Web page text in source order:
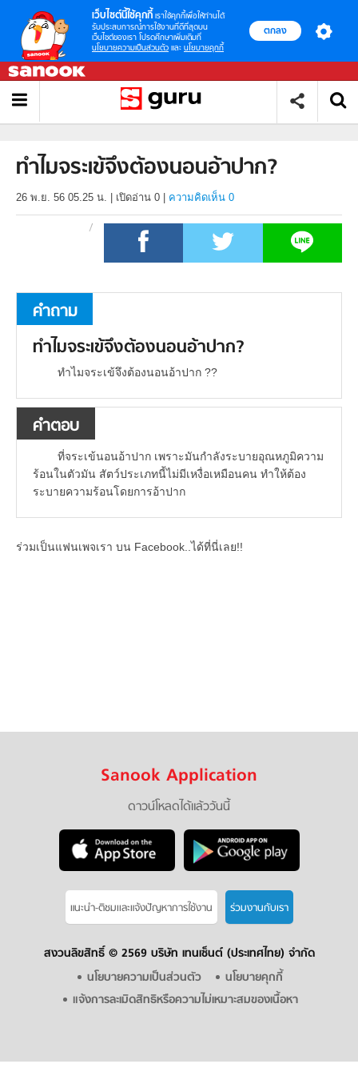
เว็บไซต์นี้ใช้คุกกี้ เราใช้คุกกี้เพื่อให้ท่านได้
รับประสบการณ์การใช้งานที่ดีที่สุดบน
เว็บไซต์ของเรา โปรดศึกษาเพิ่มเติมที่
นโยบายความเป็นส่วนตัว และ นโยบายคุกกี้
ตกลง
ทำไมจระเข้จึงต้องนอนอ้าปาก?
26 พ.ย. 56 05.25 น. เปิดอ่าน 0 ความคิดเห็น 0
คำถาม
ทำไมจระเข้จึงต้องนอนอ้าปาก?
ทำไมจระเข้จึงต้องนอนอ้าปาก ??
คำตอบ
ที่จระเข้นอนอ้าปาก เพราะมันกำลังระบายอุณหภูมิความ
ร้อนในตัวมัน สัตว์ประเภทนี้ไม่มีเหงื่อเหมือนคน ทำให้ต้อง
ระบายความร้อนโดยการอ้าปาก
ร่วมเป็นแฟนเพจเรา บน Facebook..ได้ที่นี่เลย!!
Sanook Application
ดาวน์โหลดได้แล้ววันนี้
แนะนำ-ติชมเเละแจ้งปัญหาการใช้งาน ร่วมงานกับเรา
สงวนลิขสิทธิ์ © 2569 บริษัท เทนเซ็นต์ (ประเทศไทย) จำกัด
นโยบายความเป็นส่วนตัว
นโยบายคุกกี้
แจ้งการละเมิดสิทธิหรือความไม่เหมาะสมของเนื้อหา